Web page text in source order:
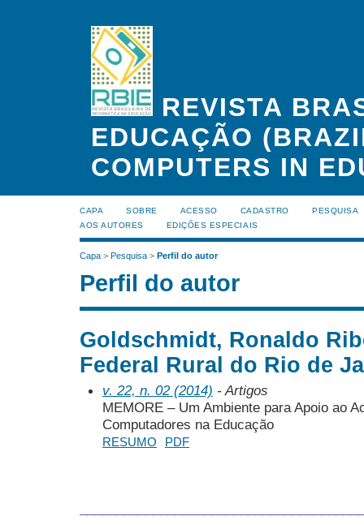
REVISTA
EDUCAÇÃO
COMPUTERS IN
CAPA SOBRE ACESSO CADASTRO
PESQUISA
AOS AUTORES
EDIÇÕES ESPECIAIS
Capa > Pesquisa > Perfil do autor
Perfil do autor
Goldschmidt, Ronaldo
Federal Rural do Rio de
v. 22, n. 02 (2014) - Artigos
MEMORE – Um Ambiente para Apoio ao
Computadores na Educação
RESUMO PDF